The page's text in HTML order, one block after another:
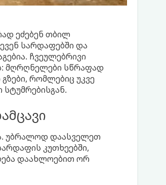
ეძებენ თბილ
სარდაფებში და
ჩვეულებრივი
მღრღნელები სწრაფად
რომლებიც უკვე
სტუმრებისგან.
უბრალოდ დაასველეთ
კუთხეებში,
დაახლოებით ორ